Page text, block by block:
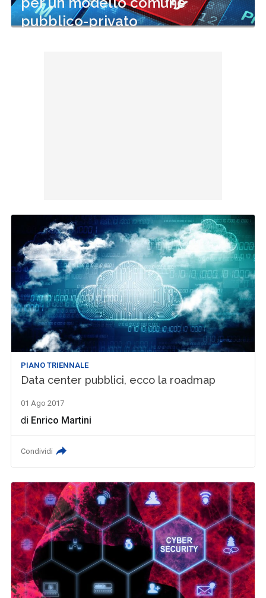
pubblico-privato
PIANO TRIENNALE
Data center pubblici, ecco la roadmap
01 Ago 2017
di Enrico Martini
Condividi